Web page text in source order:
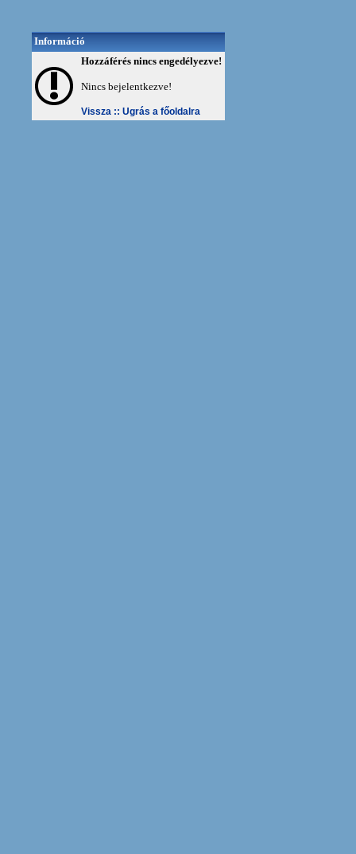
Információ
Hozzáférés nincs engedélyezve!
Nincs bejelentkezve!
Vissza :: Ugrás a főoldalra